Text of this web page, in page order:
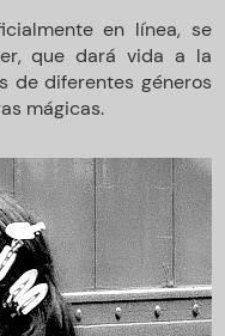
en línea, se
que dará vida a la
de diferentes géneros
mágicas.